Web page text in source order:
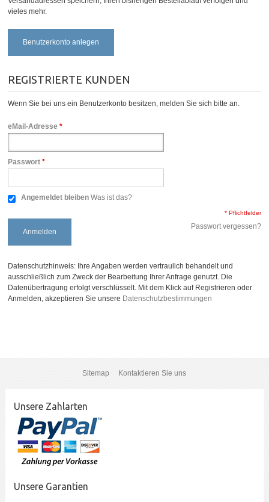
vieles mehr.
Benutzerkonto anlegen
REGISTRIERTE KUNDEN
Wenn Sie bei uns ein Benutzerkonto besitzen, melden Sie sich bitte an.
*
eMail-Adresse
*
Passwort
Angemeldet bleiben Was ist das?
* Pflichtfelder
Passwort vergessen?
Anmelden
Datenschutzhinweis: Ihre Angaben werden vertraulich behandelt und
ausschließlich zum Zweck der Bearbeitung Ihrer Anfrage genutzt. Die
Datenübertragung erfolgt verschlüsselt. Mit dem Klick auf Registrieren oder
Anmelden, akzeptieren Sie unsere Datenschutzbestimmungen
Sitemap Kontaktieren Sie uns
Unsere Zahlarten
Unsere Garantien